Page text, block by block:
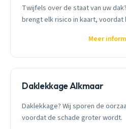
Twijfels over de staat van uw
brengt elk risico in kaart,
Meer
Daklekkage Alkmaar
Daklekkage? Wij sporen de
voordat de schade groter wordt.